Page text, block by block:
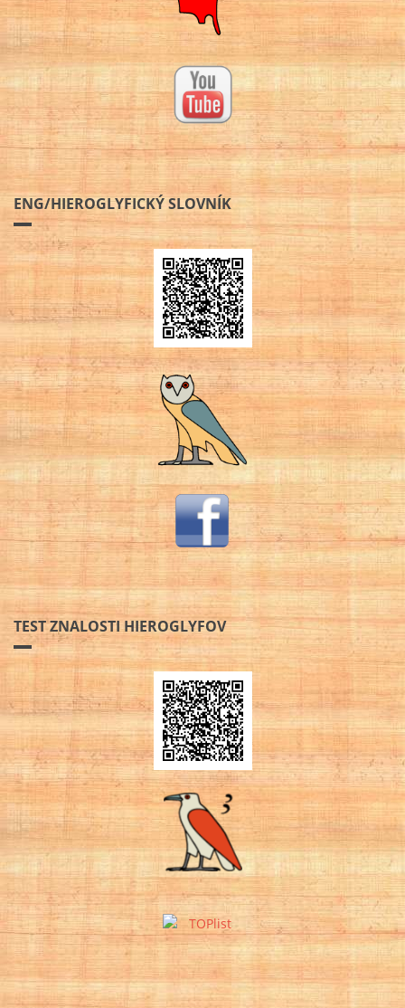
ENG/HIEROGLYFICKÝ SLOVNÍK
TEST ZNALOSTI HIEROGLYFOV